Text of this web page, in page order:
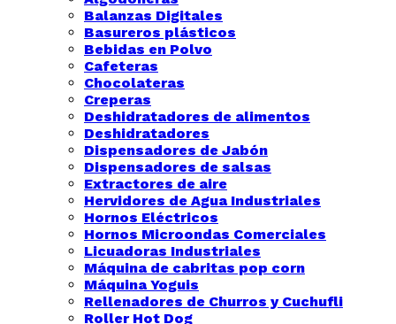
Balanzas Digitales
Basureros plásticos
Bebidas en Polvo
Cafeteras
Chocolateras
Creperas
Deshidratadores de alimentos
Deshidratadores
Dispensadores de Jabón
Dispensadores de salsas
Extractores de aire
Hervidores de Agua Industriales
Hornos Eléctricos
Hornos Microondas Comerciales
Licuadoras Industriales
Máquina de cabritas pop corn
Máquina Yoguis
Rellenadores de Churros y Cuchufli
Roller Hot Dog